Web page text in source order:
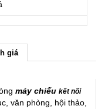
giá
máy chiếu kết nối
văn phòng, hội thảo,